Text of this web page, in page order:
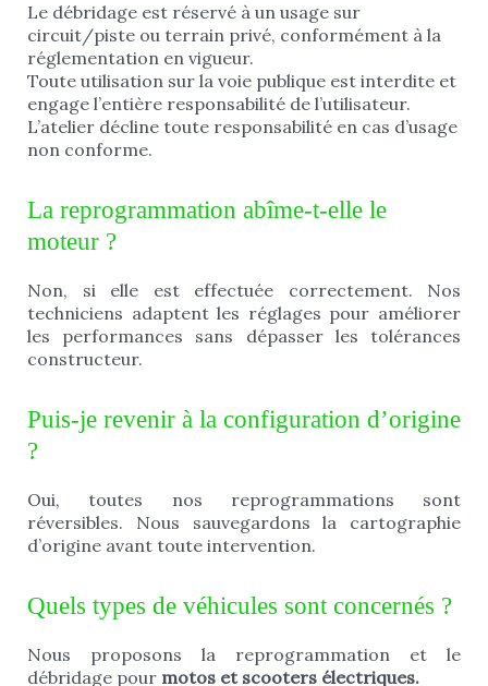
Le débridage est réservé à un usage sur
circuit/piste ou terrain privé, conformément à la
réglementation en vigueur.
Toute utilisation sur la voie publique est interdite et
engage l’entière responsabilité de l’utilisateur.
L’atelier décline toute responsabilité en cas d’usage
non conforme.
La reprogrammation abîme-t-elle le
moteur ?
Non, si elle est effectuée correctement. Nos
techniciens adaptent les réglages pour améliorer
les performances sans dépasser les tolérances
constructeur.
Puis-je revenir à la configuration d’origine
?
Oui, toutes nos reprogrammations sont
réversibles. Nous sauvegardons la cartographie
d’origine avant toute intervention.
Quels types de véhicules sont concernés ?
Nous proposons la reprogrammation et le
débridage pour motos et scooters électriques.